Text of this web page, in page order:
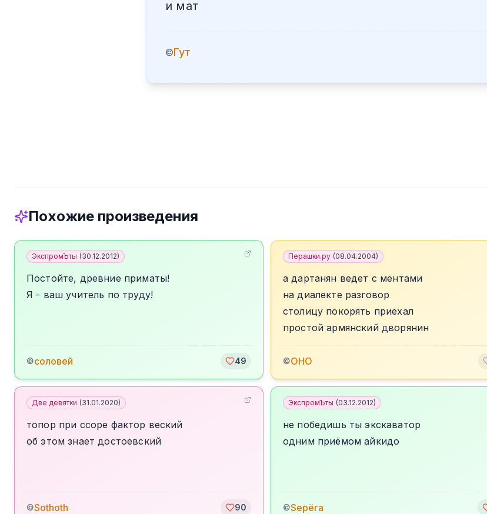
и мат
©Гут
Похожие произведения
ЭкспромЪты (30.12.2012)
Постойте, древние приматы!
Я - ваш учитель по труду!
©соловей 49
Перашки.ру (08.04.2004)
а дартанян ведет с ментами
на диалекте разговор
столицу покорять приехал
простой армянский дворянин
©ОНО
Две девятки (31.01.2020)
топор при ссоре фактор веский
об этом знает достоевский
©Sothoth 90
ЭкспромЪты (03.12.2012)
не победишь ты экскаватор
одним приёмом айкидо
©Sерёга